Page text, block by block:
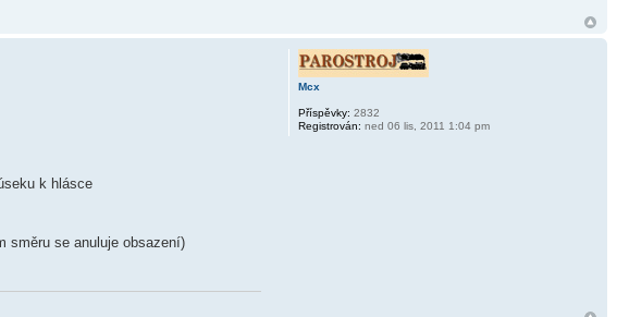
k hlásce
směru se anuluje obsazení)
Mcx
Příspěvky: 2832
Registrován: ned 06 lis, 2011 1:04 pm